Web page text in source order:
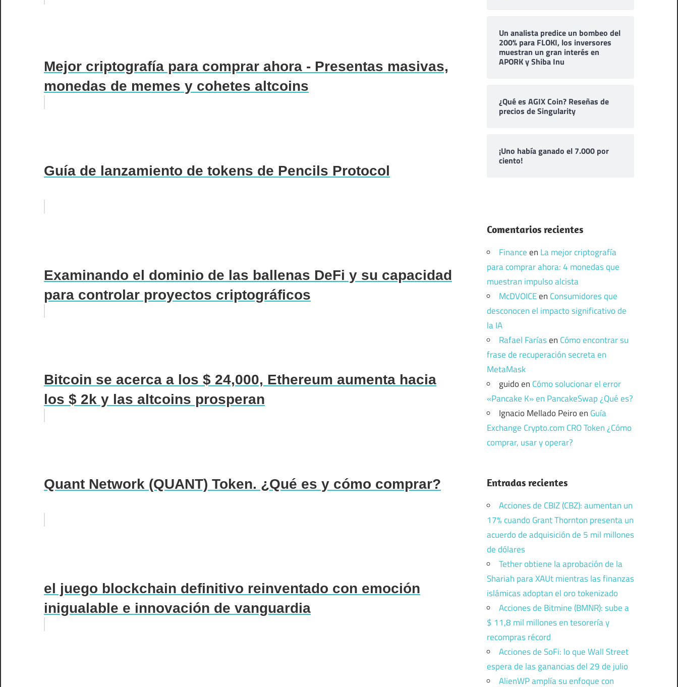
Mejor criptografía para comprar ahora - Presentas masivas,
monedas de memes y cohetes altcoins
Guía de lanzamiento de tokens de Pencils Protocol
Examinando el dominio de las ballenas DeFi y su capacidad
para controlar proyectos criptográficos
Bitcoin se acerca a los $ 24,000, Ethereum aumenta hacia
los $ 2k y las altcoins prosperan
Quant Network (QUANT) Token. ¿Qué es y cómo comprar?
el juego blockchain definitivo reinventado con emoción
inigualable e innovación de vanguardia
Un analista predice un bombeo del
200% para FLOKI, los inversores
muestran un gran interés en
APORK y Shiba Inu
¿Qué es AGIX Coin? Reseñas de
precios de Singularity
¡Uno había ganado el 7.000 por
ciento!
Comentarios recientes
Financeen La mejor criptografía
para comprar ahora: 4 monedas que
muestran impulso alcista
McDVOICEen Consumidores que
desconocen el impacto significativo de
la IA
Rafael Faríasen Cómo encontrar su
frase de recuperación secreta en
MetaMask
guidoen Cómo solucionar el error
«Pancake K» en PancakeSwap ¿Qué es?
Ignacio Mellado Peiroen Guía
Exchange Crypto.com CRO Token ¿Cómo
comprar, usar y operar?
Entradas recientes
Acciones de CBIZ (CBZ): aumentan un
17% cuando Grant Thornton presenta un
acuerdo de adquisición de 5 mil millones
de dólares
Tether obtiene la aprobación de la
Shariah para XAUt mientras las finanzas
islámicas adoptan el oro tokenizado
Acciones de Bitmine (BMNR): sube a
$ 11,8 mil millones en tesorería y
recompras récord
Acciones de SoFi: lo que Wall Street
espera de las ganancias del 29 de julio
AlienWP amplía su enfoque con